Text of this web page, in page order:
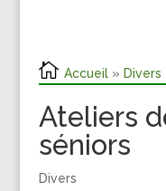
Accueil» Divers
Ateliers
séniors
Divers